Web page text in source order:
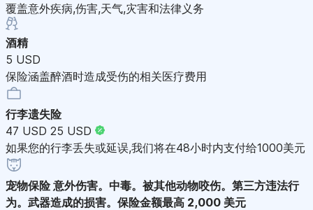
覆盖意外疾病,伤害,天气,灾害和法律义务
酒精
5 USD
保险涵盖醉酒时造成受伤的相关医疗费用
行李遗失险
47 USD 25 USD
如果您的行李丢失或延误,我们将在48小时内支付给1000美元
宠物保险 意外伤害。中毒。被其他动物咬伤。第三方违法行
为。武器造成的损害。保险金额最高 2,000 美元